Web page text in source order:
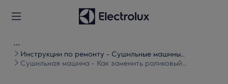
Инструкции по ремонту - Сушильные машины
барабанного типа
Сушильная машина - Как заменить роликовый